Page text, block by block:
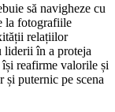
să navigheze cu
la fotografiile
relațiilor
liderii în a proteja
reafirme valorile și
și puternic pe scena